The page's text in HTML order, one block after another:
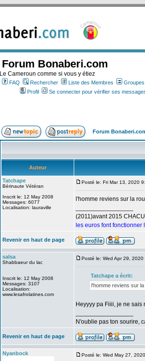
Forum Bonaberi.com
Le Cameroun comme si vous y étiez
FAQ Rechercher Liste des Membres
Profil
Se connecter pour vérifier ses
Forum
Auteur
Tatchape
Bérinaute Vétéran
Inscrit le: 12 May 2008
Messages: 6077
Localisation: lauraville
Posté le: Fri Mar 13, 2020
l'homme reviens sur la
(2011)avant 2015
les euros font fonctionner
Revenir en haut de page
salsa
Shabbaeur du lac
Inscrit le: 12 May 2008
Messages: 3107
Localisation:
www.lesafrolatines.com
Posté le: Wed Apr 29, 2020
Tatchape a écrit:
l'homme reviens sur la
Heyyyy pa Fiiii, je ne sais
N'oublie pas ton sourire,
Revenir en haut de page
Nyanbock Posté le: Wed May 27,